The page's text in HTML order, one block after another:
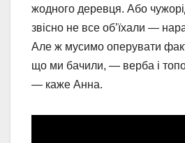
жодного деревця. Або
звісно не все об’їхали —
Але ж мусимо оперувати
що ми бачили, — верба і
— каже Анна.